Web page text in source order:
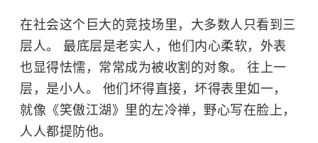
在社会这个巨大的竞技场里，大多数人只看到三
层人。 最底层是老实人，他们内心柔软，外表
也显得怯懦，常常成为被收割的对象。 往上一
层，是小人。 他们坏得直接，坏得表里如一，
就像《笑傲江湖》里的左冷禅，野心写在脸上，
人人都提防他。